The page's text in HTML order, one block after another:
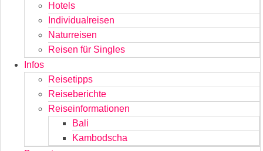
Hotels
Individualreisen
Naturreisen
Reisen für Singles
Infos
Reisetipps
Reiseberichte
Reiseinformationen
Bali
Kambodscha